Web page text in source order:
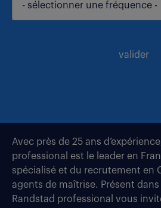
- sélectionner une fréquence -
valider
Avec près de 25 ans
professional est le leader en
spécialisé et du recrutement en
agents de maîtrise. Présent
Randstad professional vous